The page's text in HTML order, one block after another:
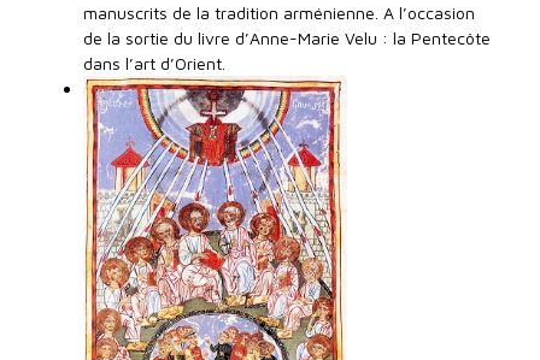
manuscrits de la tradition arménienne. A l’occasion
de la sortie du livre d’Anne-Marie Velu : la Pentecôte
dans l’art d’Orient.